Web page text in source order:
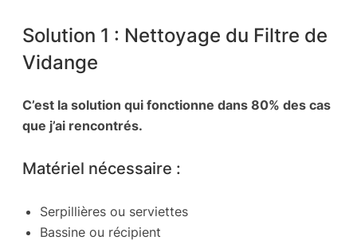
Solution 1 : Nettoyage du Filtre de
Vidange
C’est la solution qui fonctionne dans 80% des cas
que j’ai rencontrés.
Matériel nécessaire :
Serpillières ou serviettes
Bassine ou récipient